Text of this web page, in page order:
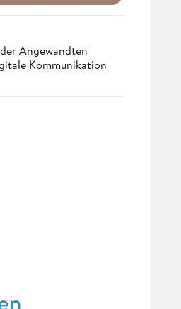
Angewandten
Kommunikation